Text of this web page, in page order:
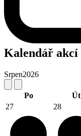
Kalendář akcí
Srpen2026
Po Út
27
28